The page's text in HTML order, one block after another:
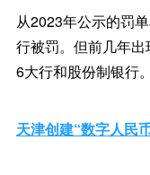
从2023年公示的罚
行被罚。但前几年出
6大行和股份制银行。
天津创建“数字人民